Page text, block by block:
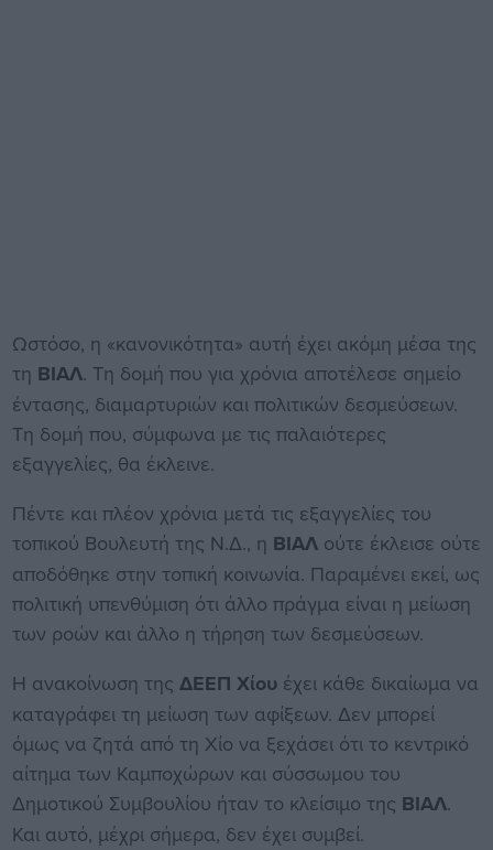
Ωστόσο, η «κανονικότητα» αυτή έχει ακόμη μέσα της
τη ΒΙΑΛ. Τη δομή που για χρόνια αποτέλεσε σημείο
έντασης, διαμαρτυριών και πολιτικών δεσμεύσεων.
Τη δομή που, σύμφωνα με τις παλαιότερες
εξαγγελίες, θα έκλεινε.
Πέντε και πλέον χρόνια μετά τις εξαγγελίες του
τοπικού Βουλευτή της Ν.Δ., η ΒΙΑΛούτε έκλεισε ούτε
αποδόθηκε στην τοπική κοινωνία. Παραμένει εκεί, ως
πολιτική υπενθύμιση ότι άλλο πράγμα είναι η μείωση
των ροών και άλλο η τήρηση των δεσμεύσεων.
Η ανακοίνωση της ΔΕΕΠ Χίουέχει κάθε δικαίωμα να
καταγράφει τη μείωση των αφίξεων. Δεν μπορεί
όμως να ζητά από τη Χίο να ξεχάσει ότι το κεντρικό
αίτημα των Καμποχώρων και σύσσωμου του
Δημοτικού Συμβουλίου ήταν το κλείσιμο της ΒΙΑΛ.
Και αυτό, μέχρι σήμερα, δεν έχει συμβεί.